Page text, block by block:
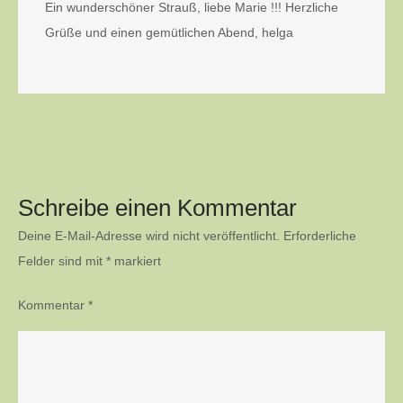
Ein wunderschöner Strauß, liebe Marie !!! Herzliche
Grüße und einen gemütlichen Abend, helga
Schreibe einen Kommentar
Deine E-Mail-Adresse wird nicht veröffentlicht. Erforderliche
Felder sind mit * markiert
Kommentar *